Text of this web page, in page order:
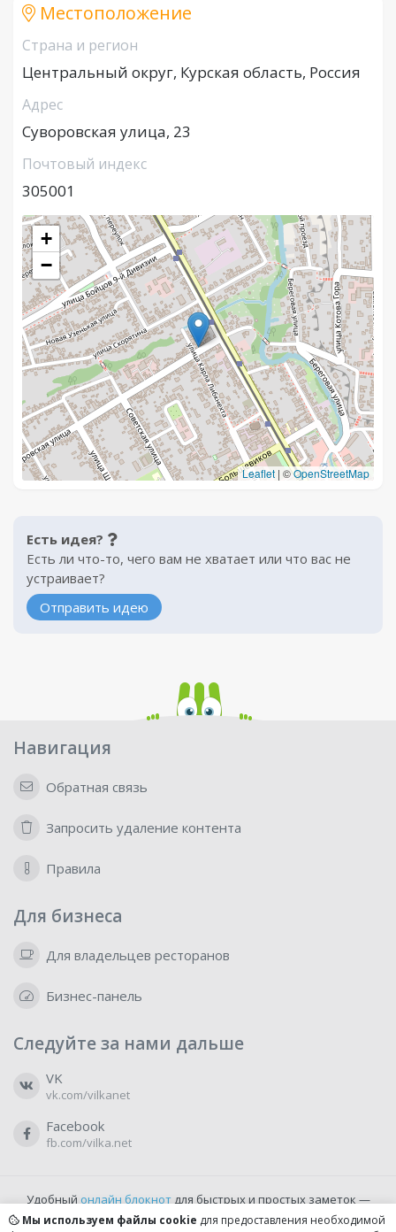
Местоположение
Страна и регион
Центральный округ, Курская область, Россия
Адрес
Суворовская улица, 23
Почтовый индекс
305001
+
−
Leaflet | ©OpenStreetMap
Есть идея?
Есть ли что-то, чего вам не хватает или что вас не
устраивает?
Отправить идею
Навигация
Обратная связь
Запросить удаление контента
Правила
Для бизнеса
Для владельцев ресторанов
Бизнес-панель
Следуйте за нами дальше
VK
vk.com/vilkanet
Facebook
fb.com/vilka.net
Удобный онлайн блокнотдля быстрых и простых заметок —
бесплатно и доступно прямо из браузера.
Мы используем файлы cookie для предоставления необходимой